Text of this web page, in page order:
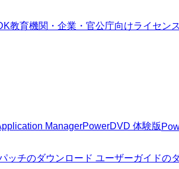
教育機関・企業・官公庁向けライセンス
ManagerPowerDVD 体験版
ッチのダウンロード ユーザーガイドの